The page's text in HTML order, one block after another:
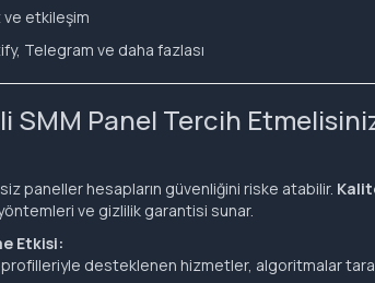
etkileşim
Telegram ve daha fazlası
SMM Panel Tercih
paneller hesapların güvenliğini riske atabilir.
ve gizlilik garantisi sunar.
Etkisi:
profilleriyle desteklenen hizmetler, algoritmalar